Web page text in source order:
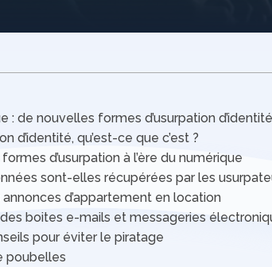
: de nouvelles formes d’usurpation d’identité
d’identité, qu’est-ce que c’est ?
d’usurpation à l’ère du numérique
sont-elles récupérées par les
d’appartement en location
boites e-mails et messageries
pour éviter le piratage
poubelles